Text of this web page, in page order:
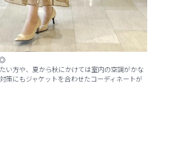
◎
い方や、夏から秋にかけては室内の空調がかな
策にもジャケットを合わせたコーディネートが